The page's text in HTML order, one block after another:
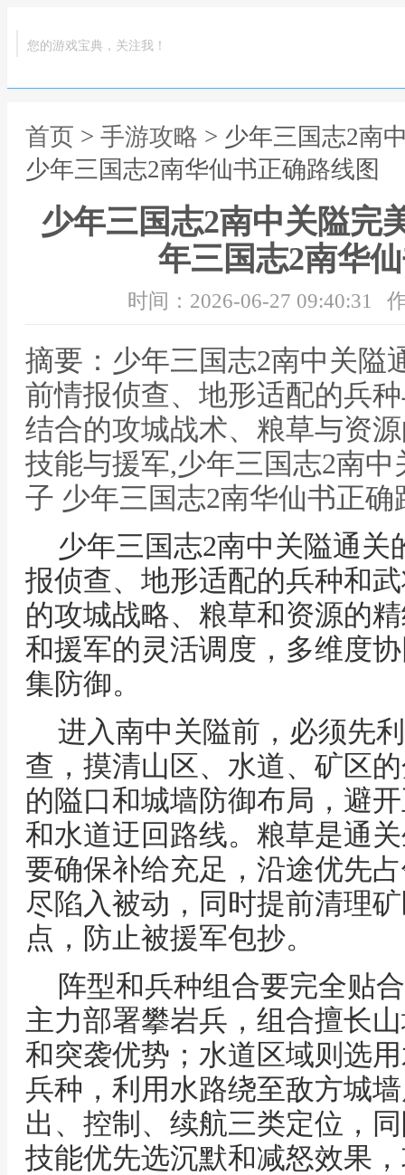
您的游戏宝典，关注我！
首页 > 手游攻略 > 少年三国志2南
少年三国志2南华仙书正确路线图
少年三国志2南中关隘完
年三国志2南华
时间：2026-06-27 09:40:31
摘要：少年三国志2南中关隘
前情报侦查、地形适配的兵
结合的攻城战术、粮草与资
技能与援军,少年三国志2南
子 少年三国志2南华仙书正确
少年三国志2南中关隘通
报侦查、地形适配的兵种和
的攻城战略、粮草和资源的
和援军的灵活调度，多维度
集防御。
进入南中关隘前，必须先
查，摸清山区、水道、矿区
的隘口和城墙防御布局，避
和水道迂回路线。粮草是通
要确保补给充足，沿途优先
尽陷入被动，同时提前清理
点，防止被援军包抄。
阵型和兵种组合要完全贴
主力部署攀岩兵，组合擅长
和突袭优势；水道区域则选
兵种，利用水路绕至敌方城
出、控制、续航三类定位，
技能优先选沉默和减怒效果